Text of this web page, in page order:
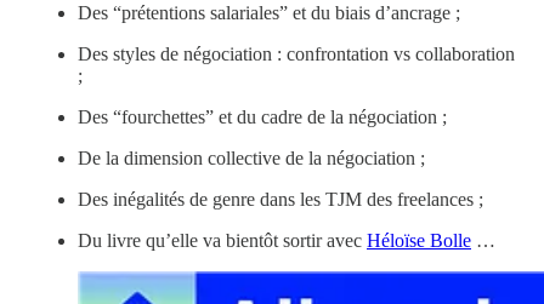
Des “prétentions salariales” et du biais d’ancrage ;
Des styles de négociation : confrontation vs collaboration
;
Des “fourchettes” et du cadre de la négociation ;
De la dimension collective de la négociation ;
Des inégalités de genre dans les TJM des freelances ;
Du livre qu’elle va bientôt sortir avec Héloïse Bolle …